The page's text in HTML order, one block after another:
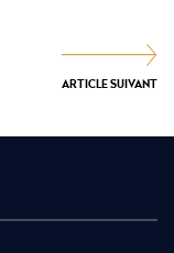
ARTICLE SUIVANT